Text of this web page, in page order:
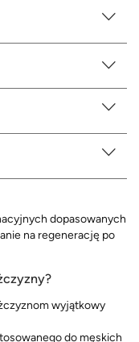
dopasowanych
na regenerację po
wyjątkowy
do męskich